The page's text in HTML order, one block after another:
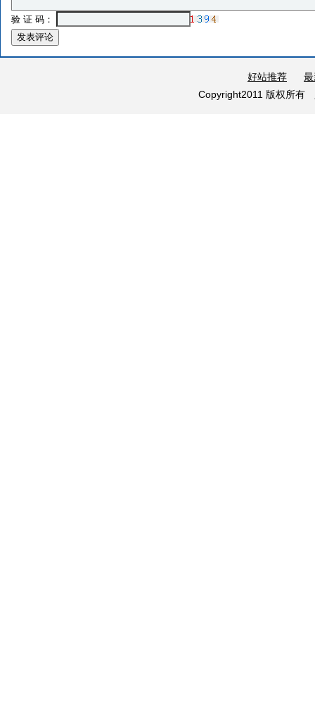
验 证 码：
好站推荐
Copyright2011 版权所有